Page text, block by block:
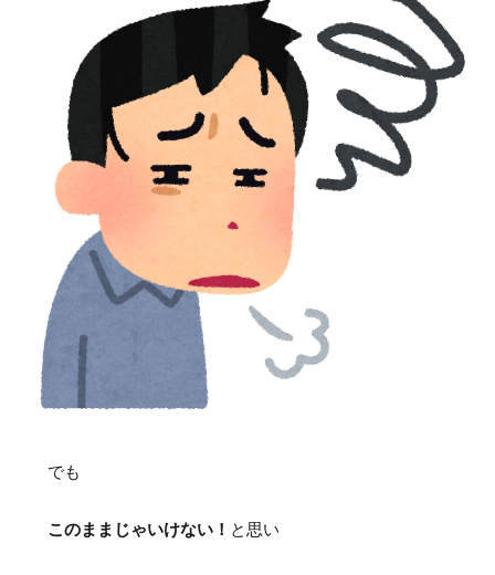
でも
このままじゃいけない！ と思い